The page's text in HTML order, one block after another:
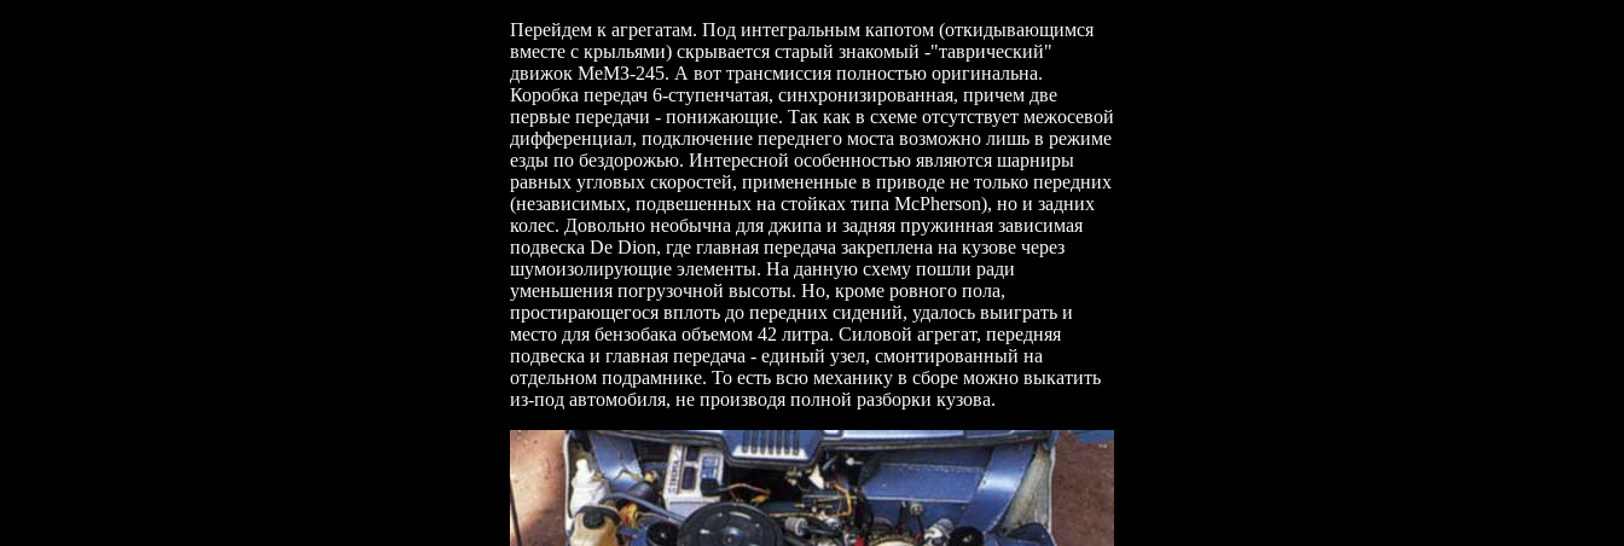
Перейдем к агрегатам. Под интегральным капотом (откидывающимся
вместе с крыльями) скрывается старый знакомый -"таврический"
движок МеМЗ-245. А вот трансмиссия полностью оригинальна.
Коробка передач 6-ступенчатая, синхронизированная, причем две
первые передачи - понижающие. Так как в схеме отсутствует межосевой
дифференциал, подключение переднего моста возможно лишь в режиме
езды по бездорожью. Интересной особенностью являются шарниры
равных угловых скоростей, примененные в приводе не только передних
(независимых, подвешенных на стойках типа McPherson), но и задних
колес. Довольно необычна для джипа и задняя пружинная зависимая
подвеска De Dion, где главная передача закреплена на кузове через
шумоизолирующие элементы. На данную схему пошли ради
уменьшения погрузочной высоты. Но, кроме ровного пола,
простирающегося вплоть до передних сидений, удалось выиграть и
место для бензобака объемом 42 литра. Силовой агрегат, передняя
подвеска и главная передача - единый узел, смонтированный на
отдельном подрамнике. То есть всю механику в сборе можно выкатить
из-под автомобиля, не производя полной разборки кузова.